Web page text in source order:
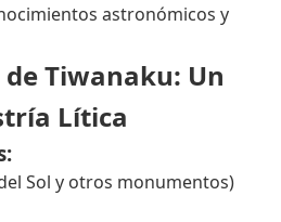
astronómicos y
Tiwanaku: Un
Lítica
Sol y otros monumentos)